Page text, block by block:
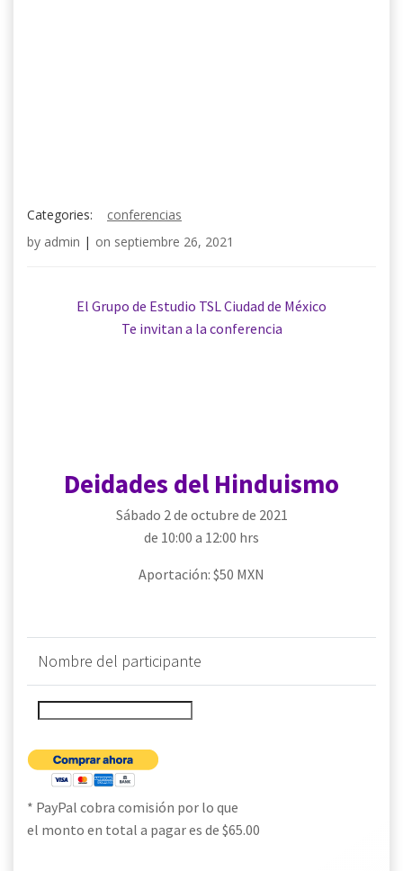
Categories:
conferencias
by admin | on septiembre 26, 2021
El Grupo de Estudio TSL Ciudad de México
Te invitan a la conferencia
Deidades del Hinduismo
Sábado 2 de octubre de 2021
de 10:00 a 12:00 hrs
Aportación: $50 MXN
Nombre del participante
* PayPal cobra comisión por lo que
el monto en total a pagar es de $65.00